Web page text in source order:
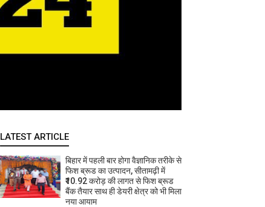
LATEST ARTICLE
बिहार में पहली बार होगा वैज्ञानिक तरीके से
फिश ब्रूड का उत्पादन, सीतामढ़ी में
₹10.92 करोड़ की लागत से फिश ब्रूड
बैंक तैयार साथ ही डेयरी क्षेत्र को भी मिला
नया आयाम